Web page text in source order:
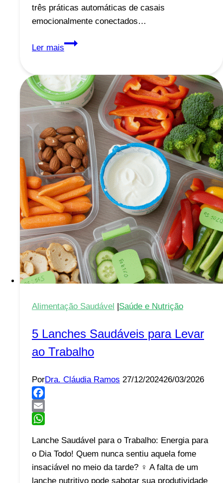
três práticas automáticas de casais
emocionalmente conectados…
Ler mais
3
que
Blindam
Seu
Relacionamento
Alimentação Saudável |Saúde e Nutrição
5 Lanches Saudáveis para Levar
ao Trabalho
PorDra. Cláudia Ramos 27/12/202426/03/2026
Lanche Saudável para o Trabalho: Energia para
o Dia Todo! Quem nunca sentiu aquela fome
insaciável no meio da tarde? ️‍♀️ A falta de um
lanche nutritivo pode sabotar sua produtividade